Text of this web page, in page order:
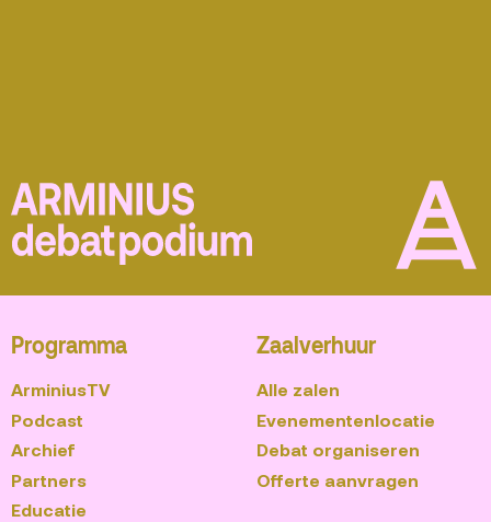
Programma
ArminiusTV
Podcast
Archief
Partners
Educatie
Zaalverhuur
Alle zalen
Evenementenlocatie
Debat organiseren
Offerte aanvragen